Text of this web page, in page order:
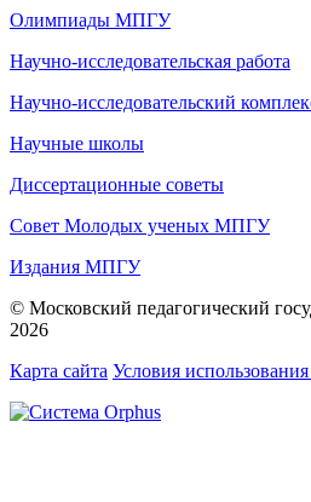
Олимпиады МПГУ
Научно-исследовательская работа
Научно-исследовательский
Научные школы
Диссертационные советы
Совет Молодых ученых МПГУ
Издания МПГУ
© Московский педагогический
2026
Карта сайта Условия